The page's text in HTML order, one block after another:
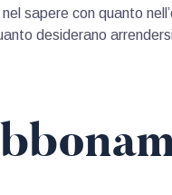
sapere con quanto
desiderano